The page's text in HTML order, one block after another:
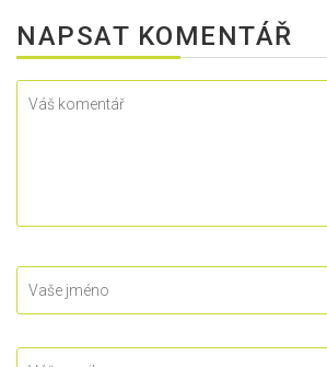
NAPSAT KOMENTÁŘ